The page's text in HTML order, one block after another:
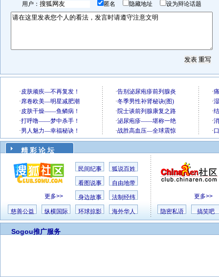
用户： 匿名 隐藏地址 设为辩论话题
精 彩 论 坛
更多>>
民间纪事 狐说百姓
看图说事 自由地带
身边故事 法制经纬
慈善公益 纵横国际 环球掠影 海外华人
更多>>
隐密私语 搞笑吧
Sogou推广服务